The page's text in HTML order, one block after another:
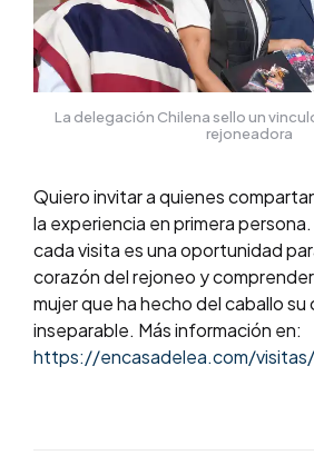
La delegación Chilena sello un
rejoneadora
Quiero invitar a quienes
la experiencia en primera
cada visita es una oportunidad
corazón del rejoneo y
mujer que ha hecho del caballo su
inseparable. Más información en:
https://encasadelea.com/visitas/